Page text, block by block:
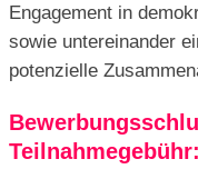
Engagement in
sowie untereinander
potenzielle